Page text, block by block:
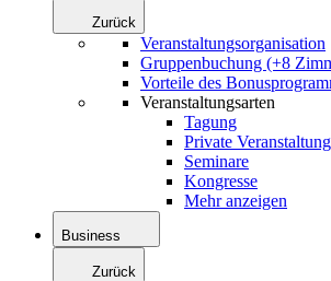
Zurück
Veranstaltungsorganisation
Gruppenbuchung (+8
Vorteile des
Veranstaltungsarten
Tagung
Private
Seminare
Kongresse
Mehr anzeigen
Business
Zurück